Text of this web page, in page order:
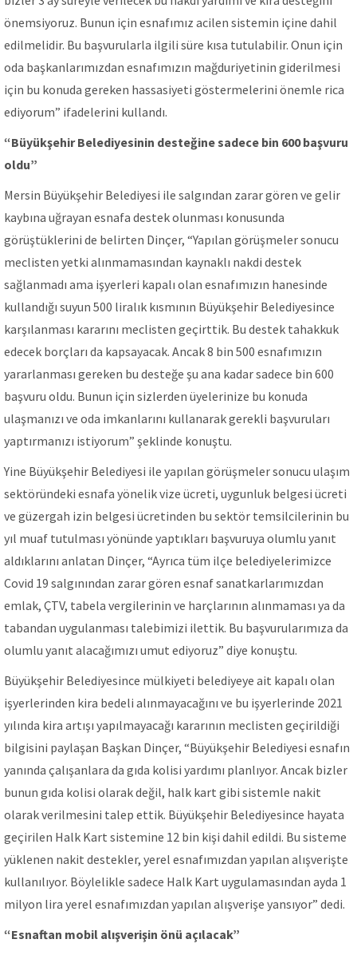
önemsiyoruz. Bunun için esnafımız acilen sistemin içine dahil
edilmelidir. Bu başvurularla ilgili süre kısa tutulabilir. Onun için
oda başkanlarımızdan esnafımızın mağduriyetinin giderilmesi
için bu konuda gereken hassasiyeti göstermelerini önemle rica
ediyorum” ifadelerini kullandı.
“Büyükşehir Belediyesinin desteğine sadece bin 600 başvuru
oldu”
Mersin Büyükşehir Belediyesi ile salgından zarar gören ve gelir
kaybına uğrayan esnafa destek olunması konusunda
görüştüklerini de belirten Dinçer, “Yapılan görüşmeler sonucu
meclisten yetki alınmamasından kaynaklı nakdi destek
sağlanmadı ama işyerleri kapalı olan esnafımızın hanesinde
kullandığı suyun 500 liralık kısmının Büyükşehir Belediyesince
karşılanması kararını meclisten geçirttik. Bu destek tahakkuk
edecek borçları da kapsayacak. Ancak 8 bin 500 esnafımızın
yararlanması gereken bu desteğe şu ana kadar sadece bin 600
başvuru oldu. Bunun için sizlerden üyelerinize bu konuda
ulaşmanızı ve oda imkanlarını kullanarak gerekli başvuruları
yaptırmanızı istiyorum” şeklinde konuştu.
Yine Büyükşehir Belediyesi ile yapılan görüşmeler sonucu ulaşım
sektöründeki esnafa yönelik vize ücreti, uygunluk belgesi ücreti
ve güzergah izin belgesi ücretinden bu sektör temsilcilerinin bu
yıl muaf tutulması yönünde yaptıkları başvuruya olumlu yanıt
aldıklarını anlatan Dinçer, “Ayrıca tüm ilçe belediyelerimizce
Covid 19 salgınından zarar gören esnaf sanatkarlarımızdan
emlak, ÇTV, tabela vergilerinin ve harçlarının alınmaması ya da
tabandan uygulanması talebimizi ilettik. Bu başvurularımıza da
olumlu yanıt alacağımızı umut ediyoruz” diye konuştu.
Büyükşehir Belediyesince mülkiyeti belediyeye ait kapalı olan
işyerlerinden kira bedeli alınmayacağını ve bu işyerlerinde 2021
yılında kira artışı yapılmayacağı kararının meclisten geçirildiği
bilgisini paylaşan Başkan Dinçer, “Büyükşehir Belediyesi esnafın
yanında çalışanlara da gıda kolisi yardımı planlıyor. Ancak bizler
bunun gıda kolisi olarak değil, halk kart gibi sistemle nakit
olarak verilmesini talep ettik. Büyükşehir Belediyesince hayata
geçirilen Halk Kart sistemine 12 bin kişi dahil edildi. Bu sisteme
yüklenen nakit destekler, yerel esnafımızdan yapılan alışverişte
kullanılıyor. Böylelikle sadece Halk Kart uygulamasından ayda 1
milyon lira yerel esnafımızdan yapılan alışverişe yansıyor” dedi.
“Esnaftan mobil alışverişin önü açılacak”